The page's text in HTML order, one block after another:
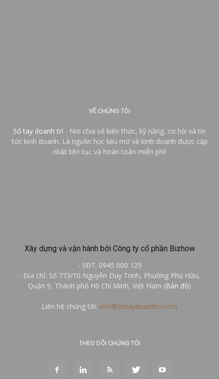
VỀ CHÚNG TÔI
Sổ tay doanh trí - Nơi chia sẻ kiến thức, kỹ năng, cơ hội và tin
tức kinh doanh. Là nguồn học liệu mở về kinh doanh được cập
nhật liên tục và hoàn toàn miễn phí!
Xây dựng và vận hành bởi Công ty cổ phần Bizhow
- SĐT: 0945 000 129
- Địa chỉ: Số 773/10 Nguyễn Duy Trinh, Phường Phú Hữu,
Quận 9, Thành phố Hồ Chí Minh, Việt Nam (Bản đồ)
Liên hệ chúng tôi: info@sotaydoanhtri.com
THEO DÕI CHÚNG TÔI